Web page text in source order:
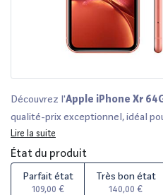
Découvrez l'Apple iPhone Xr
qualité-prix exceptionnel, idéal
Avec son écran de
d'une expérience fluide et
reconditionné est
des options d'état allant de
Lire la suite
État du produit
Parfait état
109,00 €
Très bon état
140,00 €